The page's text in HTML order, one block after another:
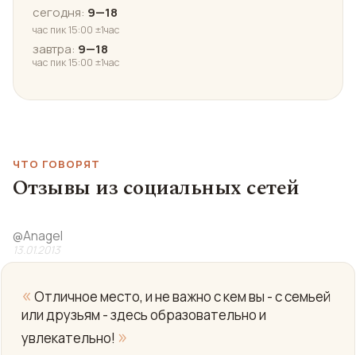
сегодня: 9—18
час пик 15:00 ±1час
завтра: 9—18
час пик 15:00 ±1час
ЧТО ГОВОРЯТ
Отзывы из социальных сетей
@Anagel
13.01.2013
« Отличное место, и не важно с кем вы - с семьей
или друзьям - здесь образовательно и
увлекательно! »